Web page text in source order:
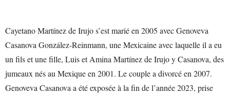
Cayetano Martínez de Irujo s’est marié en 2005 avec Genoveva
Casanova González-Reinmann, une Mexicaine avec laquelle il a eu
un fils et une fille, Luis et Amina Martínez de Irujo y Casanova, des
jumeaux nés au Mexique en 2001. Le couple a divorcé en 2007.
Genoveva Casanova a été exposée à la fin de l’année 2023, prise